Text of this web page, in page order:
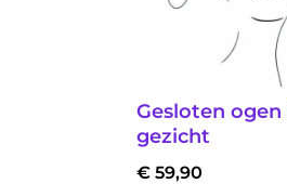
Gesloten
gezicht
€ 59,90